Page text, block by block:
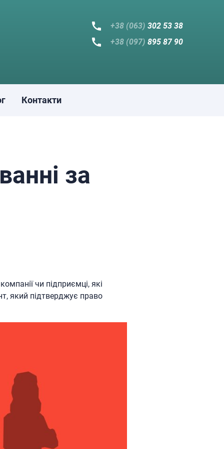
+38 (063) 302 53 38
+38 (097) 895 87 90
Контакти
за
чи підприємці, які
який підтверджує право